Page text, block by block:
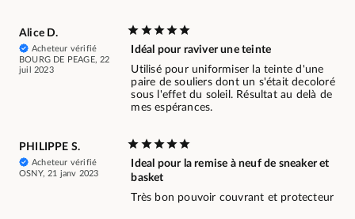
Alice D.
Acheteur vérifié
BOURG DE PEAGE, 22
juil 2023
Idéal pour raviver une teinte
Utilisé pour uniformiser la teinte d'une
paire de souliers dont un s'était decoloré
sous l'effet du soleil. Résultat au delà de
mes espérances.
PHILIPPE S.
Acheteur vérifié
OSNY, 21 janv 2023
Ideal pour la remise à neuf de sneaker et
basket
Très bon pouvoir couvrant et protecteur